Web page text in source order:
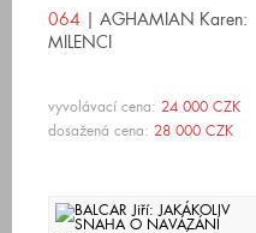
064 | AGHAMIAN Karen:
MILENCI
vyvolávací cena: 24 000 CZK
dosažená cena: 28 000 CZK